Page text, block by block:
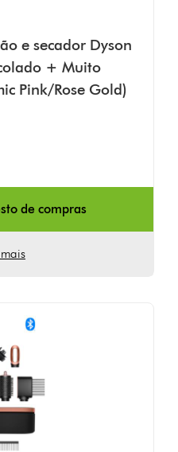
e secador Dyson
+ Muito
Pink/Rose Gold)
de compras